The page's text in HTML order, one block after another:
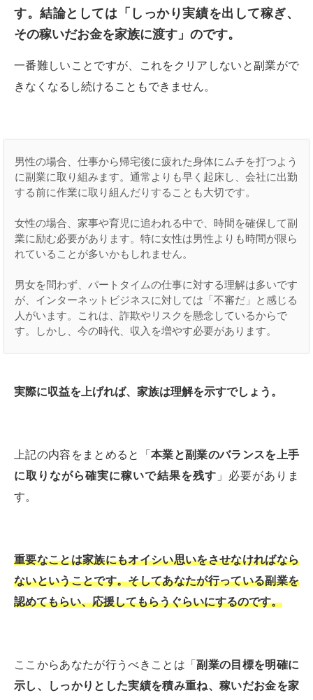
す。結論としては「しっかり実績を出して稼ぎ、
その稼いだお金を家族に渡す」のです。
一番難しいことですが、これをクリアしないと副業がで
きなくなるし続けることもできません。
男性の場合、仕事から帰宅後に疲れた身体にムチを打つよう
に副業に取り組みます。通常よりも早く起床し、会社に出勤
する前に作業に取り組んだりすることも大切です。
女性の場合、家事や育児に追われる中で、時間を確保して副
業に励む必要があります。特に女性は男性よりも時間が限ら
れていることが多いかもしれません。
男女を問わず、パートタイムの仕事に対する理解は多いです
が、インターネットビジネスに対しては「不審だ」と感じる
人がいます。これは、詐欺やリスクを懸念しているからで
す。しかし、今の時代、収入を増やす必要があります。
実際に収益を上げれば、家族は理解を示すでしょう。
上記の内容をまとめると「 本業と副業のバランスを上手
に取りながら確実に稼いで結果を残す 」必要がありま
す。
重要なことは家族にもオイシい思いをさせなければなら
ないということです。そしてあなたが行っている副業を
認めてもらい、応援してもらうぐらいにするのです。
ここからあなたが行うべきことは「副業の目標を明確に
示し、しっかりとした実績を積み重ね、稼いだお金を家